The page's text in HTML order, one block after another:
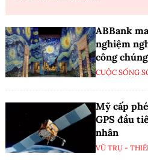
ABBank
nghiệm
công
CUỘC SỐNG
Mỹ cấp
GPS đầu
nhân
VŨ TRỤ -